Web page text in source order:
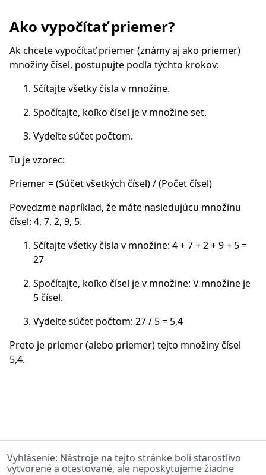
Ako vypočítať priemer?
Ak chcete vypočítať priemer (známy aj ako priemer)
množiny čísel, postupujte podľa týchto krokov:
Sčítajte všetky čísla v množine.
Spočítajte, koľko čísel je v množine set.
Vydeľte súčet počtom.
Tu je vzorec:
Priemer = (Súčet všetkých čísel) / (Počet čísel)
Povedzme napríklad, že máte nasledujúcu množinu
čísel: 4, 7, 2, 9, 5.
Sčítajte všetky čísla v množine: 4 + 7 + 2 + 9 + 5 =
27
Spočítajte, koľko čísel je v množine: V množine je
5 čísel.
Vydeľte súčet počtom: 27 / 5 = 5,4
Preto je priemer (alebo priemer) tejto množiny čísel
5,4.
Vyhlásenie: Nástroje na tejto stránke boli starostlivo
vytvorené a otestované, ale neposkytujeme žiadne